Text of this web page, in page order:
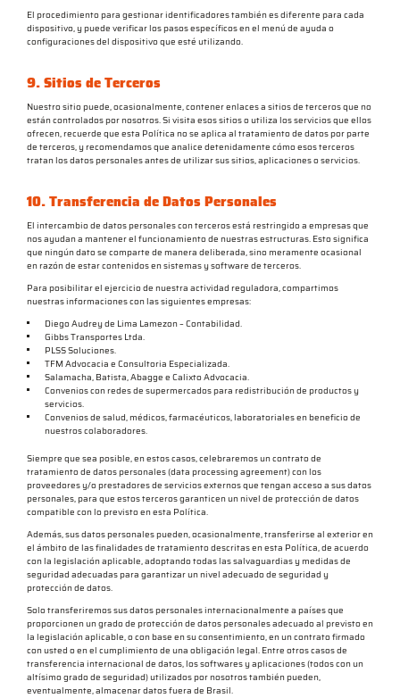
El procedimiento para gestionar identificadores también es diferente para cada
dispositivo, y puede verificar los pasos específicos en el menú de ayuda o
configuraciones del dispositivo que esté utilizando.
9. Sitios de Terceros
Nuestro sitio puede, ocasionalmente, contener enlaces a sitios de terceros que no
están controlados por nosotros. Si visita esos sitios o utiliza los servicios que ellos
ofrecen, recuerde que esta Política no se aplica al tratamiento de datos por parte
de terceros, y recomendamos que analice detenidamente cómo esos terceros
tratan los datos personales antes de utilizar sus sitios, aplicaciones o servicios.
10. Transferencia de Datos Personales
El intercambio de datos personales con terceros está restringido a empresas que
nos ayudan a mantener el funcionamiento de nuestras estructuras. Esto significa
que ningún dato se comparte de manera deliberada, sino meramente ocasional
en razón de estar contenidos en sistemas y software de terceros.
Para posibilitar el ejercicio de nuestra actividad reguladora, compartimos
nuestras informaciones con las siguientes empresas:
Diego Audrey de Lima Lamezon – Contabilidad.
Gibbs Transportes Ltda.
PLSS Soluciones.
TFM Advocacia e Consultoria Especializada.
Salamacha, Batista, Abagge e Calixto Advocacia.
Convenios con redes de supermercados para redistribución de productos y
servicios.
Convenios de salud, médicos, farmacéuticos, laboratoriales en beneficio de
nuestros colaboradores.
Siempre que sea posible, en estos casos, celebraremos un contrato de
tratamiento de datos personales (data processing agreement) con los
proveedores y/o prestadores de servicios externos que tengan acceso a sus datos
personales, para que estos terceros garanticen un nivel de protección de datos
compatible con lo previsto en esta Política.
Además, sus datos personales pueden, ocasionalmente, transferirse al exterior en
el ámbito de las finalidades de tratamiento descritas en esta Política, de acuerdo
con la legislación aplicable, adoptando todas las salvaguardias y medidas de
seguridad adecuadas para garantizar un nivel adecuado de seguridad y
protección de datos.
Solo transferiremos sus datos personales internacionalmente a países que
proporcionen un grado de protección de datos personales adecuado al previsto en
la legislación aplicable, o con base en su consentimiento, en un contrato firmado
con usted o en el cumplimiento de una obligación legal. Entre otros casos de
transferencia internacional de datos, los softwares y aplicaciones (todos con un
altísimo grado de seguridad) utilizados por nosotros también pueden,
eventualmente, almacenar datos fuera de Brasil.